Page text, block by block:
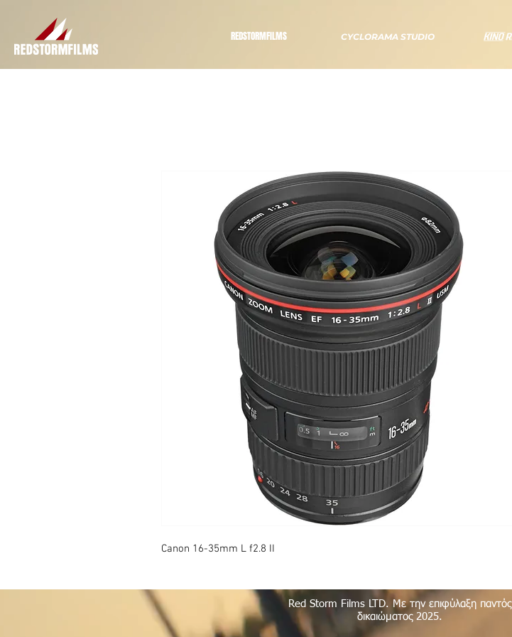
REDSTORMFILMS CYCLORAMA STUDIO
Canon 16-35mm L f2.8 II
Red Storm Films LTD. Με την επιφύλαξη παντός
δικαιώματος 2025.